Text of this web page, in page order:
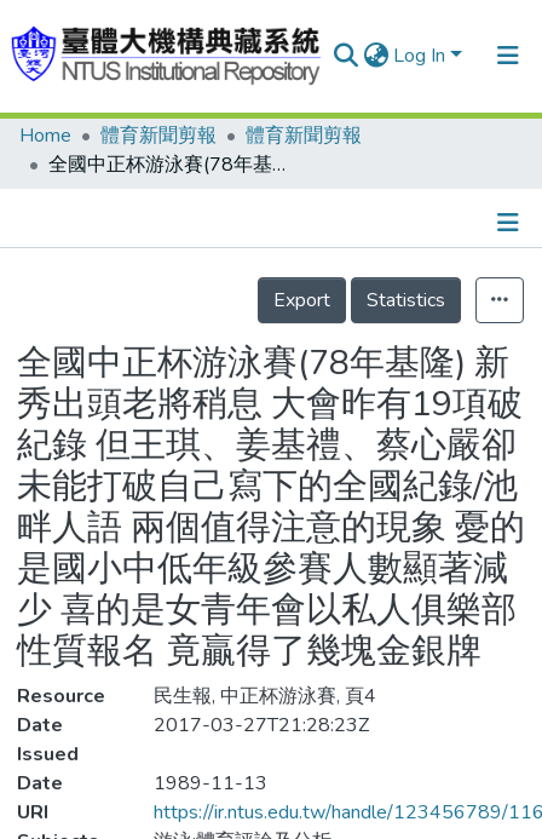
Log In
Communities & Collections
Statistics
Home 體育新聞剪報
體育新聞剪報
全國中正杯游泳賽(78年基隆) 新秀出頭老將稍息 大會昨有19項破紀錄 但王琪、姜基禮、蔡心嚴卻未能打破自己寫下的全國紀錄/池畔人語 兩個值得注意的現象 憂的是國小中低年級參賽人數顯著減少 喜的是女青年會以私人俱樂部性質報名 竟贏得了幾塊金銀牌
Details
Export
Statistics
全國中正杯游泳賽(78年基隆) 新
秀出頭老將稍息 大會昨有19項破
紀錄 但王琪、姜基禮、蔡心嚴卻
未能打破自己寫下的全國紀錄/池
畔人語 兩個值得注意的現象 憂的
是國小中低年級參賽人數顯著減
少 喜的是女青年會以私人俱樂部
性質報名 竟贏得了幾塊金銀牌
Resource
民生報, 中正杯游泳賽, 頁4
Date
Issued
2017-03-27T21:28:23Z
Date
1989-11-13
URI
https://ir.ntus.edu.tw/handle/123456789/